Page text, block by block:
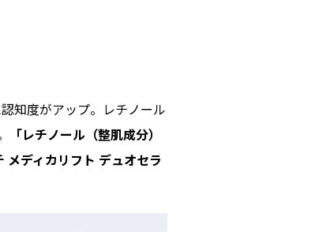
知度がアップ。 レチノール
「レチノール（整肌成分）
メディカリフト デュオセラ